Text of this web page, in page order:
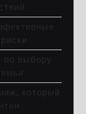
выбору
который